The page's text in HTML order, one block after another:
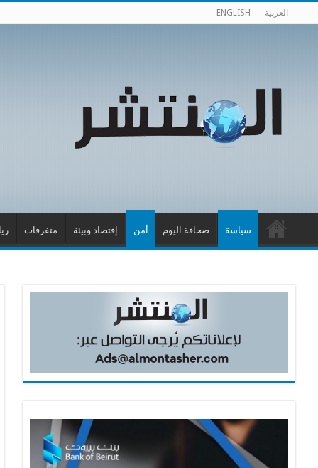
العربية ENGLISH
سياسة صحافة اليوم أمن إقتصاد وبيئة متفرقات